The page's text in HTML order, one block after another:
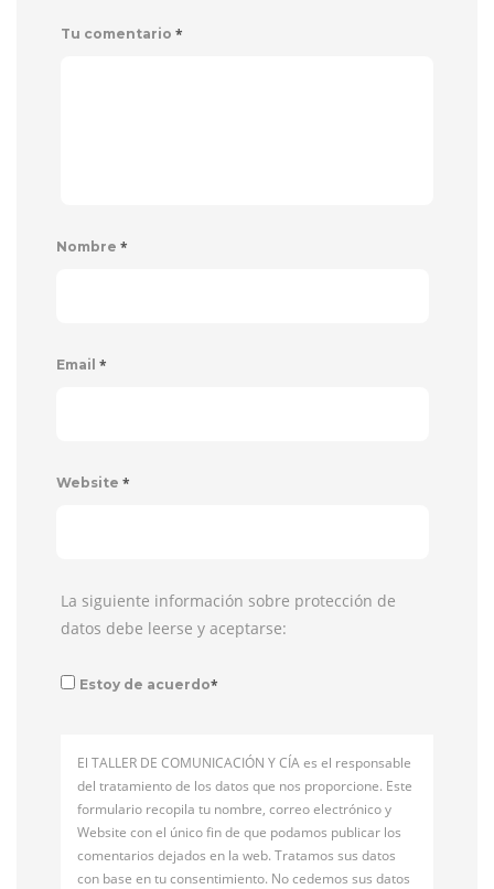
Tu comentario *
Nombre *
Email *
Website *
La siguiente información sobre protección de
datos debe leerse y aceptarse:
Estoy de acuerdo*
El TALLER DE COMUNICACIÓN Y CÍA es el responsable
del tratamiento de los datos que nos proporcione. Este
formulario recopila tu nombre, correo electrónico y
Website con el único fin de que podamos publicar los
comentarios dejados en la web. Tratamos sus datos
con base en tu consentimiento. No cedemos sus datos